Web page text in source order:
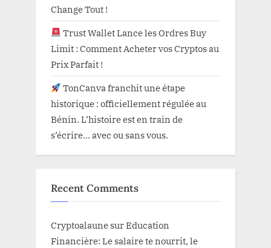
Change Tout !
Trust Wallet Lance les Ordres Buy
Limit : Comment Acheter vos Cryptos au
Prix Parfait !
TonCanva franchit une étape
historique : officiellement régulée au
Bénin. L’histoire est en train de
s’écrire… avec ou sans vous.
Recent Comments
Cryptoalaune surEducation
Financière: Le salaire te nourrit, le